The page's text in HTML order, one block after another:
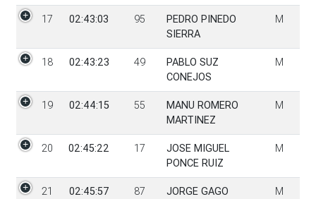
17 02:43:03 95
PEDRO PINEDO
SIERRA
M
18 02:43:23 49
PABLO SUZ
CONEJOS
M
19 02:44:15 55
MANU ROMERO
MARTINEZ
M
20 02:45:22 17
JOSE MIGUEL
PONCE RUIZ
M
21 02:45:57 87
JORGE GAGO
M